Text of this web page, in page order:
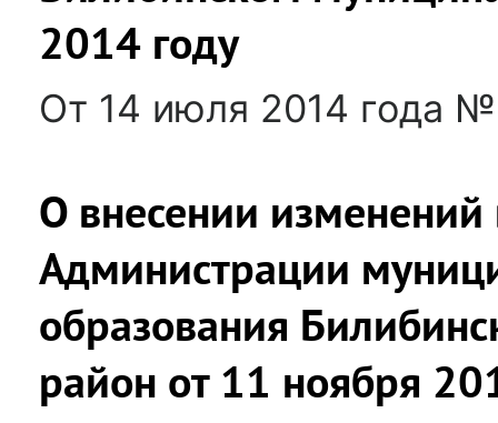
2014 году
От 14 июля 2014 года
О внесении изменений
Администрации
образования
район от 11 ноября